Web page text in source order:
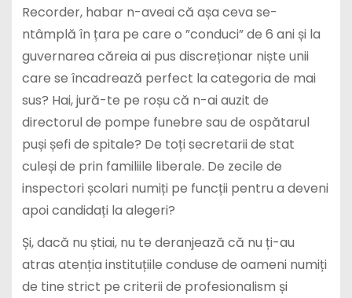
Recorder, habar n-aveai că așa ceva se-
ntâmplă în țara pe care o ”conduci” de 6 ani și la
guvernarea căreia ai pus discreționar niște unii
care se încadrează perfect la categoria de mai
sus? Hai, jură-te pe roșu că n-ai auzit de
directorul de pompe funebre sau de ospătarul
puși șefi de spitale? De toți secretarii de stat
culeși de prin familiile liberale. De zecile de
inspectori școlari numiți pe funcții pentru a deveni
apoi candidați la alegeri?
Și, dacă nu știai, nu te deranjează că nu ți-au
atras atenția instituțiile conduse de oameni numiți
de tine strict pe criterii de profesionalism și